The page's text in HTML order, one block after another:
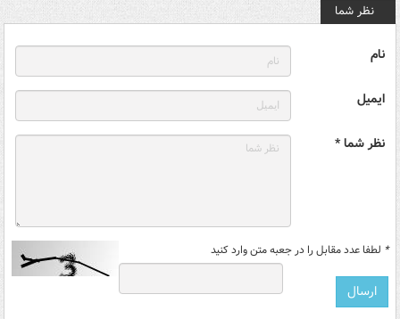
نظر شما
نام
ایمیل
نظر شما *
* لطفا عدد مقابل را در جعبه متن وارد کنید